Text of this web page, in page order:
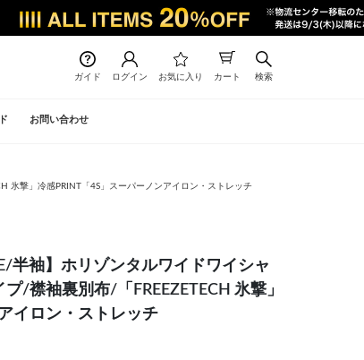
ガイド ログイン お気に入り カート 検索
お問い合わせ
氷撃」冷感PRINT「4S」スーパーノンアイロン・ストレッチ
半袖】ホリゾンタルワイドワイシャ
/襟袖裏別布/「FREEZETECH 氷撃」
イロン・ストレッチ